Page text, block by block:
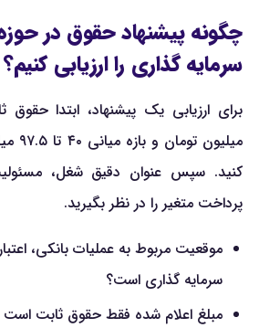
چگونه پیشنهاد حقوق در
سرمایه گذاری را ارزیابی کنیم؟
کنید. سپس عنوان دقیق شغل،
پرداخت متغیر را در نظر بگیرید.
موقعیت مربوط به عملیات بانکی،
سرمایه گذاری است؟
مبلغ اعلام شده فقط حقوق ثابت است